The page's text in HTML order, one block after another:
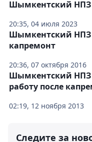
20:35, 04 июля 2023
Шымкентский НПЗ
20:36, 07 октября 2016
Шымкентский НПЗ
капремонт
02:19, 12 ноября 2013
Шымкентский НПЗ
работу после
Следите за